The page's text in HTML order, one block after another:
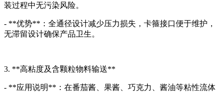
装过程中无污染风险。
- **优势**：全通径设计减少压力损失，卡箍接口便于维护，
无滞留设计确保产品卫生。
3. **高粘度及含颗粒物料输送**
- **应用说明**：在番茄酱、果酱、巧克力、酱油等粘性流体